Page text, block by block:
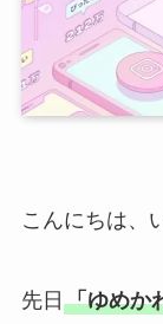
こんにちは、
先日 「ゆめか